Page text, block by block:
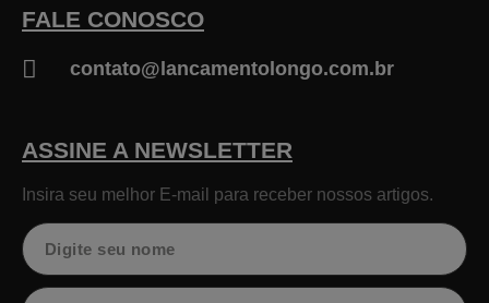
FALE CONOSCO
contato@lancamentolongo.com.br
ASSINE A NEWSLETTER
Insira seu melhor E-mail para receber nossos artigos.
Nome
Email